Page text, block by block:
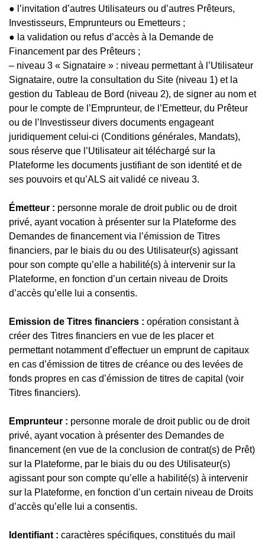
● l’invitation d’autres Utilisateurs ou d’autres Prêteurs,
Investisseurs, Emprunteurs ou Emetteurs ;
● la validation ou refus d’accès à la Demande de
Financement par des Prêteurs ;
– niveau 3 « Signataire » : niveau permettant à l’Utilisateur
Signataire, outre la consultation du Site (niveau 1) et la
gestion du Tableau de Bord (niveau 2), de signer au nom et
pour le compte de l’Emprunteur, de l’Emetteur, du Prêteur
ou de l’Investisseur divers documents engageant
juridiquement celui-ci (Conditions générales, Mandats),
sous réserve que l’Utilisateur ait téléchargé sur la
Plateforme les documents justifiant de son identité et de
ses pouvoirs et qu’ALS ait validé ce niveau 3.
Émetteur : personne morale de droit public ou de droit
privé, ayant vocation à présenter sur la Plateforme des
Demandes de financement via l’émission de Titres
financiers, par le biais du ou des Utilisateur(s) agissant
pour son compte qu’elle a habilité(s) à intervenir sur la
Plateforme, en fonction d’un certain niveau de Droits
d’accès qu’elle lui a consentis.
Emission de Titres financiers : opération consistant à
créer des Titres financiers en vue de les placer et
permettant notamment d’effectuer un emprunt de capitaux
en cas d’émission de titres de créance ou des levées de
fonds propres en cas d’émission de titres de capital (voir
Titres financiers).
Emprunteur : personne morale de droit public ou de droit
privé, ayant vocation à présenter des Demandes de
financement (en vue de la conclusion de contrat(s) de Prêt)
sur la Plateforme, par le biais du ou des Utilisateur(s)
agissant pour son compte qu’elle a habilité(s) à intervenir
sur la Plateforme, en fonction d’un certain niveau de Droits
d’accès qu’elle lui a consentis.
Identifiant : caractères spécifiques, constitués du mail